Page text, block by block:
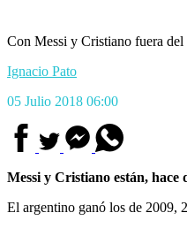
Con Messi y Cristiano fuera
Ignacio Pato
05 Julio 2018 06:00
Messi y Cristiano están,
El argentino ganó los de 2009,